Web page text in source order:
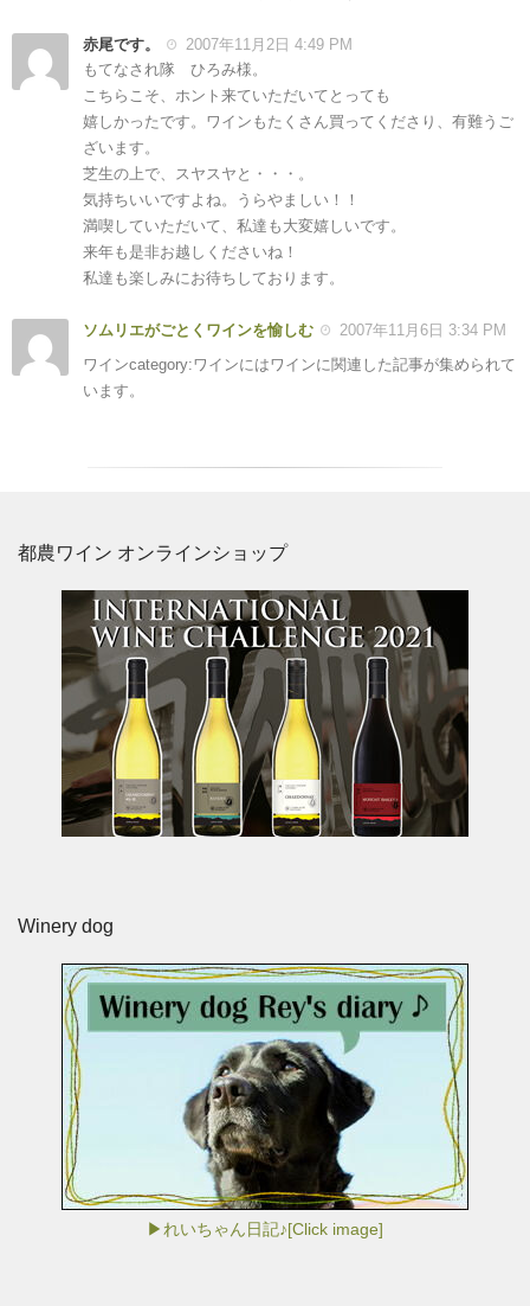
赤尾です。
2007年11月2日 4:49 PM
もてなされ隊 ひろみ様。
こちらこそ、ホント来ていただいてとっても
嬉しかったです。ワインもたくさん買ってくださり、有難うご
ざいます。
芝生の上で、スヤスヤと・・・。
気持ちいいですよね。うらやましい！！
満喫していただいて、私達も大変嬉しいです。
来年も是非お越しくださいね！
私達も楽しみにお待ちしております。
ソムリエがごとくワインを愉しむ
2007年11月6日 3:34 PM
ワインcategory:ワインにはワインに関連した記事が集められて
います。
都農ワイン オンラインショップ
Winery dog
▶れいちゃん日記♪[Click image]